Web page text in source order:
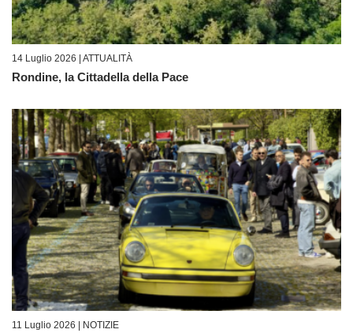
14 Luglio 2026 | ATTUALITÀ
Rondine, la Cittadella della Pace
11 Luglio 2026 | NOTIZIE